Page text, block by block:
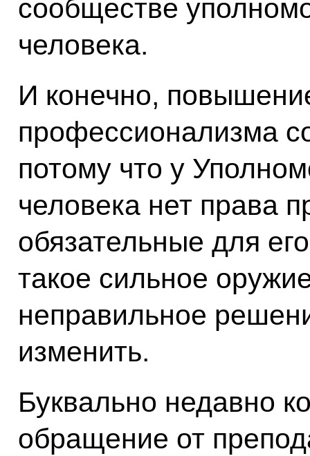
сообществе
человека.
И конечно,
профессионализма
потому что у
человека нет права
обязательные для
такое сильное
неправильное
изменить.
Буквально недавно
обращение от